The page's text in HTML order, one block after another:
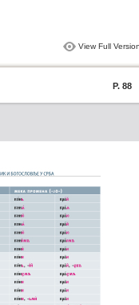
View Full Version
P. 88